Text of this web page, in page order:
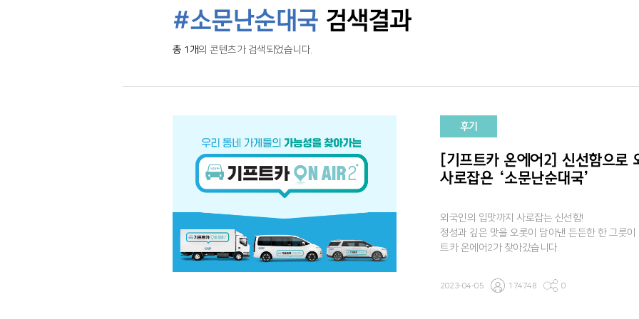
#소문난순대국 검색결과
총 1개의 콘텐츠가 검색되었습니다.
후기
[기프트카 온에어2] 신선함으로
사로잡은 ‘소문난순대국’
외국인의 입맛까지 사로잡는 신선함!
정성과 깊은 맛을 오롯이 담아낸 든든한 한 그릇
트카 온에어2가 찾아갔습니다.
2023-04-05 174748 0